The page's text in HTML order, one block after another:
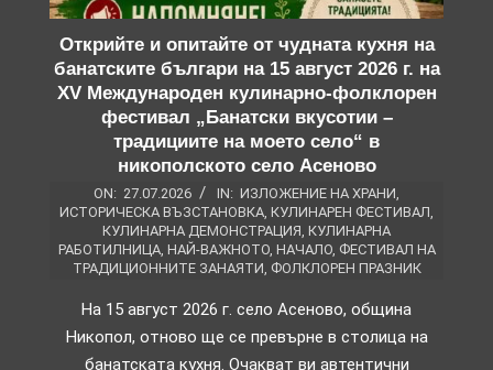
Открийте и опитайте от чудната кухня на
банатските българи на 15 август 2026 г. на
XV Международен кулинарно-фолклорен
фестивал „Банатски вкусотии –
традициите на моето село“ в
никополското село Асеново
ON: 27.07.2026 IN: ИЗЛОЖЕНИЕ НА ХРАНИ
ИСТОРИЧЕСКА ВЪЗСТАНОВКА КУЛИНАРЕН ФЕСТИВАЛ
КУЛИНАРНА ДЕМОНСТРАЦИЯ КУЛИНАРНА
РАБОТИЛНИЦА, НАЙ-ВАЖНОТО, НАЧАЛО, ФЕСТИВАЛ НА
ТРАДИЦИОННИТЕ ЗАНАЯТИ ФОЛКЛОРЕН ПРАЗНИК
На 15 август 2026 г. село Асеново, община
Никопол, отново ще се превърне в столица на
банатската кухня. Очакват ви автентични